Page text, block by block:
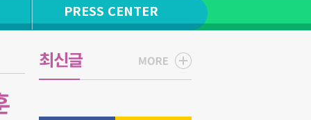
PRESS CENTER
최신글